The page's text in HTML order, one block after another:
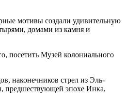
мотивы создали удивительную
домами из камня и
посетить Музей колониального
наконечников стрел из Эль-
предшествующей эпохе Инка,